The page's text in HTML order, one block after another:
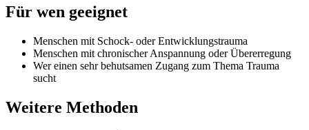
Für wen geeignet
Menschen mit Schock- oder Entwicklungstrauma
Menschen mit chronischer Anspannung oder Übererregung
Wer einen sehr behutsamen Zugang zum Thema Trauma
sucht
Weitere Methoden